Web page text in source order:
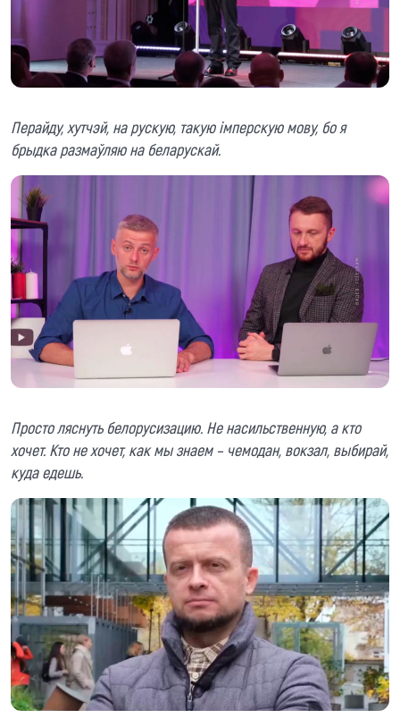
Перайду, хутчэй, на рускую, такую імперскую мову, бо я
брыдка размаўляю на беларускай.
Просто ляснуть белорусизацию. Не насильственную, а кто
хочет. Кто не хочет, как мы знаем – чемодан, вокзал, выбирай,
куда едешь.